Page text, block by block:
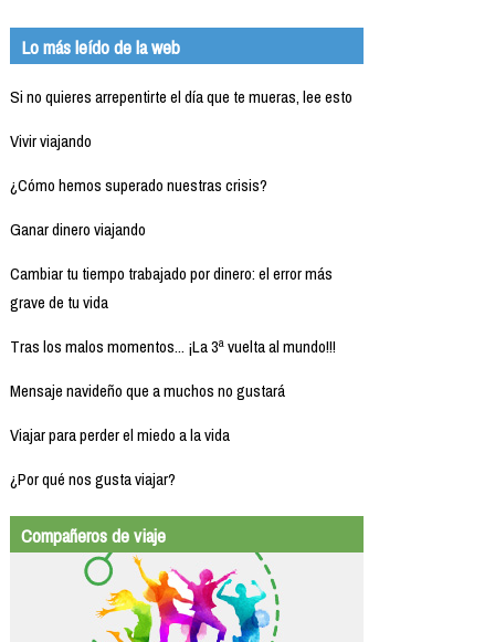
Lo más leído de la web
Si no quieres arrepentirte el día que te mueras, lee esto
Vivir viajando
¿Cómo hemos superado nuestras crisis?
Ganar dinero viajando
Cambiar tu tiempo trabajado por dinero: el error más
grave de tu vida
Tras los malos momentos... ¡La 3ª vuelta al mundo!!!
Mensaje navideño que a muchos no gustará
Viajar para perder el miedo a la vida
¿Por qué nos gusta viajar?
Compañeros de viaje